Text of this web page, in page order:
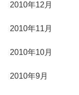
2010年12月
2010年11月
2010年10月
2010年9月